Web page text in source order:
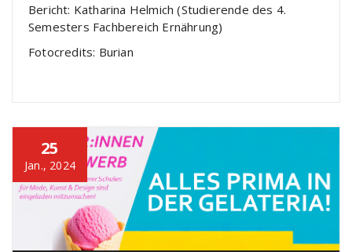
Bericht: Katharina Helmich (Studierende des 4.
Semesters Fachbereich Ernährung)
Fotocredits: Burian
25
Jan., 2024